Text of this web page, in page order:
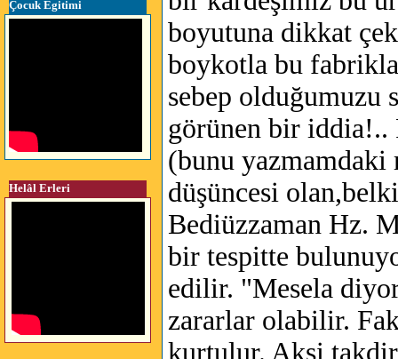
Çocuk Egitimi
Helâl Erleri
boyutuna dikkat
boykotla bu
sebep olduğumuzu
görünen bir iddia!..
(bunu yazmamdaki
düşüncesi
Bediüzzaman Hz.
bir tespitte
edilir. "Mesela diyor
zararlar olabilir.
kurtulur. Aksi